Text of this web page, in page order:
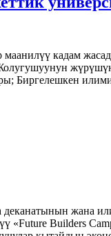
кадам
Биргелешкен
жана
«Future Builders